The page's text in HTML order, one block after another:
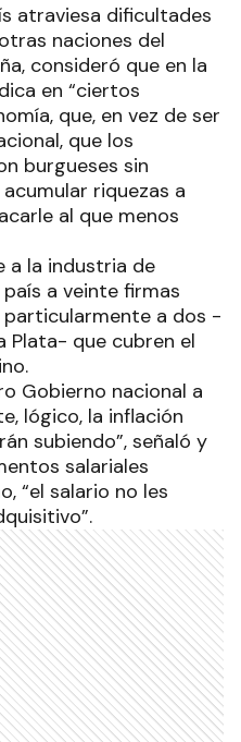
atraviesa dificultades
naciones del
consideró que en la
en “ciertos
que, en vez de ser
que los
burgueses sin
riquezas a
al que menos
a la industria de
a veinte firmas
a dos -
Plata- que cubren el
Gobierno nacional a
lógico, la inflación
subiendo”, señaló y
salariales
“el salario no les